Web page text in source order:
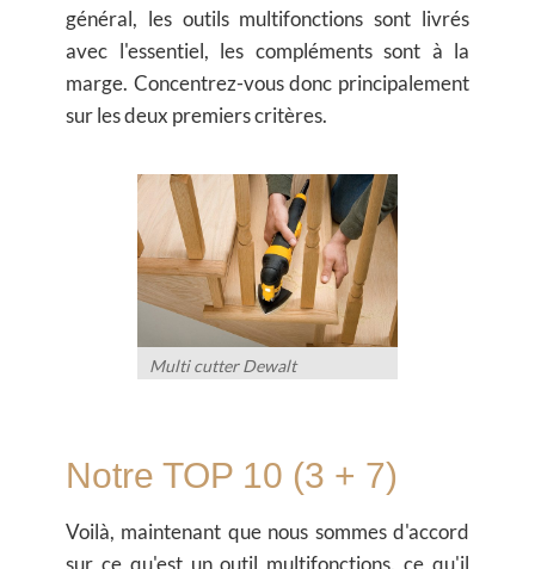
général, les outils multifonctions sont livrés
avec l'essentiel, les compléments sont à la
marge. Concentrez-vous donc principalement
sur les deux premiers critères.
Multi cutter Dewalt
Notre TOP 10 (3 + 7)
Voilà, maintenant que nous sommes d'accord
sur ce qu'est un outil multifonctions, ce qu'il